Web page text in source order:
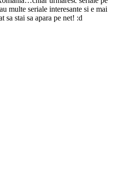
multe seriale interesante si e mai
sa stai sa apara pe net! :d